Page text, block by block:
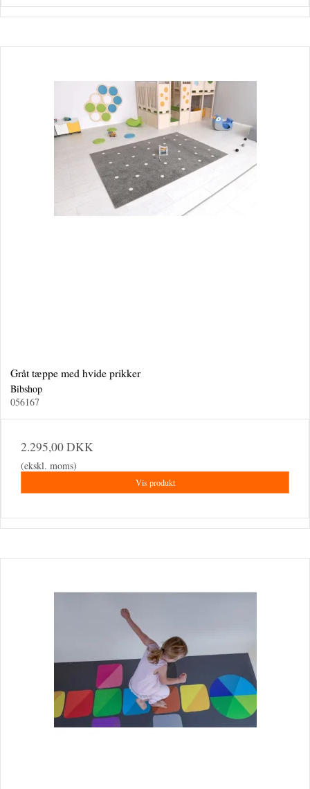
Gråt tæppe med hvide prikker
Bibshop
056167
2.295,00 DKK
(ekskl. moms)
Vis produkt